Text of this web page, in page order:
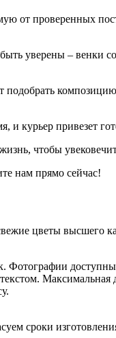
от проверенных
уверены – венки
и курьер привезет
чтобы
нам прямо сейчас!
цветы высшего
доступны
сроки